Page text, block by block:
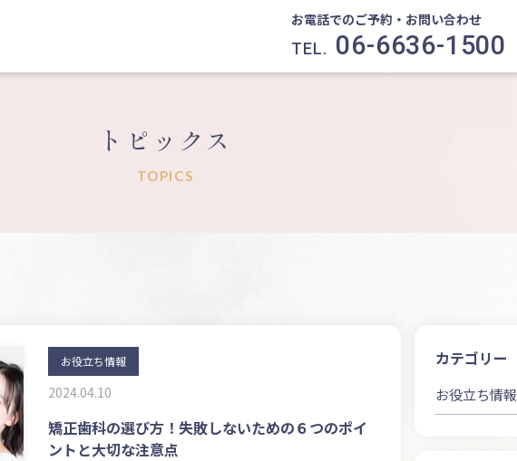
お電話でのご予約・お問い合わせ
TEL. 06-6636-1500
トピックス
TOPICS
お役立ち情報
2024.04.10
矯正歯科の選び方！失敗しないための６つのポイ
ントと大切な注意点
カテゴリー
お役立ち情報